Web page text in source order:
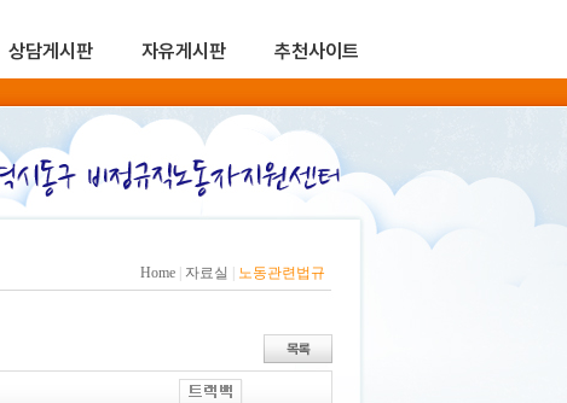
상담게시판 자유게시판 추천사이트
Home 자료실 노동관련법규